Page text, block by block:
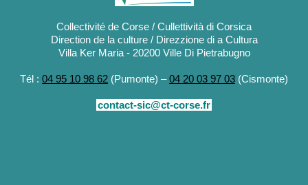
Collectivité de Corse / Cullettività di Corsica
Direction de la culture / Direzzione di a Cultura
Villa Ker Maria - 20200 Ville Di Pietrabugno
Tél : 04 95 10 98 62 (Pumonte) –04 20 03 97 03 (Cismonte)
contact-sic@ct-corse.fr